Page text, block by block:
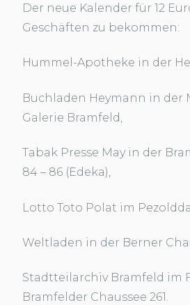
Der neue Kalender für 12
Geschäften zu bekommen:
Hummel-Apotheke in der
Buchladen Heymann in der
Galerie Bramfeld,
Tabak Presse May in der
84 – 86 (Edeka),
Lotto Toto Polat im
Weltladen in der Berner
Stadtteilarchiv Bramfeld im
Bramfelder Chaussee 261.